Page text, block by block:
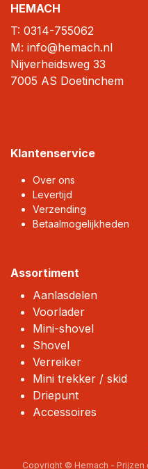
HEMACH
T: 0314-755062
M: info@hemach.nl
Nijverheidsweg 33
7005 AS Doetinchem
Klantenservice
Over ons
Levertijd
Verzending
Betaalmogelijkheden
Assortiment
Aanlasdelen
Voorlader
Mini-shovel
Shovel
Verreiker
Mini trekker / skid
Driepunt
Accessoires
Copyright © Hemach - Prijzen